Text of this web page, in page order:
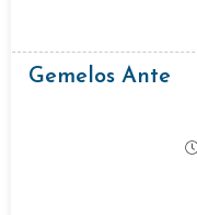
Gemelos Ante